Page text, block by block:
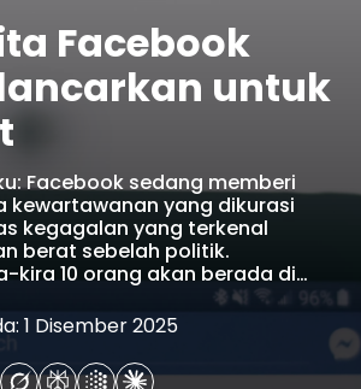
Facebook
untuk
Facebook sedang memberi
kewartawanan yang dikurasi
kegagalan yang terkenal
berat sebelah politik.
kira 10 orang akan berada di…
1 Disember 2025